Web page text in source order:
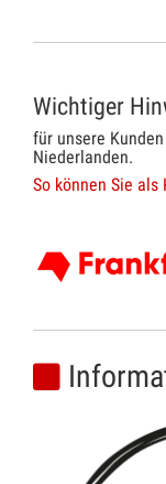
Wichtiger
für unsere
Niederlanden.
So können Sie